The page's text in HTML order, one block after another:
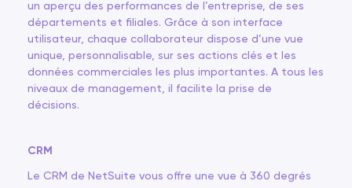
un aperçu des performances de l’entreprise, de ses
départements et filiales. Grâce à son interface
utilisateur, chaque collaborateur dispose d’une vue
unique, personnalisable, sur ses actions clés et les
données commerciales les plus importantes. A tous les
niveaux de management, il facilite la prise de
décisions.
CRM
Le CRM de NetSuite vous offre une vue à 360 degrés